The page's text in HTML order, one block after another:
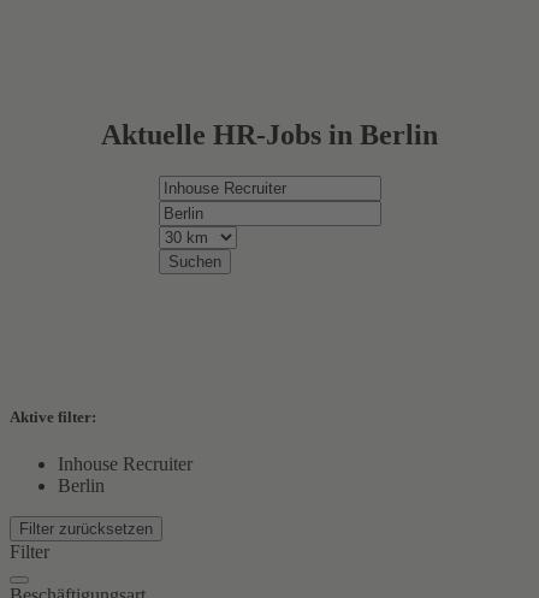
Aktuelle HR-Jobs in Berlin
Suchen
Aktive filter:
Inhouse Recruiter
Berlin
Filter zurücksetzen
Filter